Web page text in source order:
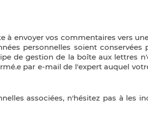
à envoyer vos commentaires vers
personnelles soient conservées
de gestion de la boîte aux lettres
par e-mail de l'expert auquel
associées, n'hésitez pas à les